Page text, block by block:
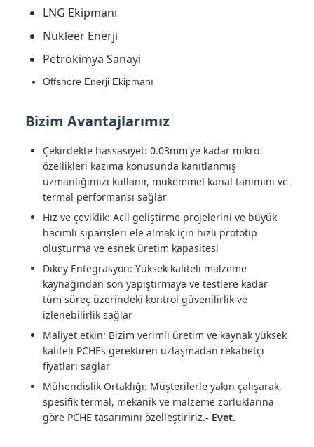
LNG Ekipmanı
Nükleer Enerji
Petrokimya Sanayi
Offshore Enerji Ekipmanı
Bizim Avantajlarımız
Çekirdekte hassasiyet: 0.03mm'ye kadar mikro
özellikleri kazıma konusunda kanıtlanmış
uzmanlığımızı kullanır, mükemmel kanal tanımını ve
termal performansı sağlar
Hız ve çeviklik: Acil geliştirme projelerini ve büyük
hacimli siparişleri ele almak için hızlı prototip
oluşturma ve esnek üretim kapasitesi
Dikey Entegrasyon: Yüksek kaliteli malzeme
kaynağından son yapıştırmaya ve testlere kadar
tüm süreç üzerindeki kontrol güvenilirlik ve
izlenebilirlik sağlar
Maliyet etkin: Bizim verimli üretim ve kaynak yüksek
kaliteli PCHEs gerektiren uzlaşmadan rekabetçi
fiyatları sağlar
Mühendislik Ortaklığı: Müşterilerle yakın çalışarak,
spesifik termal, mekanik ve malzeme zorluklarına
göre PCHE tasarımını özelleştiririz.- Evet.